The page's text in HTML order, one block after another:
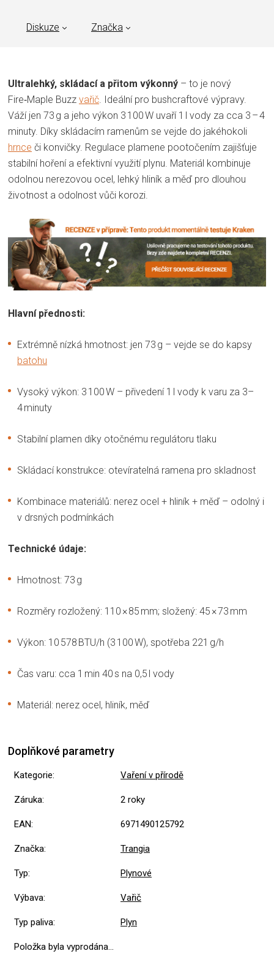
Diskuze Značka
Ultralehký, skládací a přitom výkonný – to je nový
Fire‑Maple Buzz vařič. Ideální pro bushcraftové výpravy.
Váží jen 73 g a jeho výkon 3 100 W uvaří 1 l vody za cca 3 – 4
minuty. Díky skládacím ramenům se vejde do jakéhokoli
hrnce či konvičky. Regulace plamene pootočením zajišťuje
stabilní hoření a efektivní využití plynu. Materiál kombinuje
odolnou nerezovou ocel, lehký hliník a měď pro dlouhou
životnost a odolnost vůči korozi.
Hlavní přednosti:
Extrémně nízká hmotnost: jen 73 g – vejde se do kapsy
batohu
Vysoký výkon: 3 100 W – přivedení 1 l vody k varu za 3–
4 minuty
Stabilní plamen díky otočnému regulátoru tlaku
Skládací konstrukce: otevíratelná ramena pro skladnost
Kombinace materiálů: nerez ocel + hliník + měď – odolný i
v drsných podmínkách
Technické údaje:
Hmotnost: 73 g
Rozměry rozložený: 110 × 85 mm; složený: 45 × 73 mm
Výkon: 10 578 BTU/h (3 100 W), spotřeba 221 g/h
Čas varu: cca 1 min 40 s na 0,5 l vody
Materiál: nerez ocel, hliník, měď
Doplňkové parametry
Kategorie: Vaření v přírodě
Záruka: 2 roky
EAN: 6971490125792
Značka: Trangia
Typ: Plynové
Výbava: Vařič
Typ paliva: Plyn
Položka byla vyprodána…